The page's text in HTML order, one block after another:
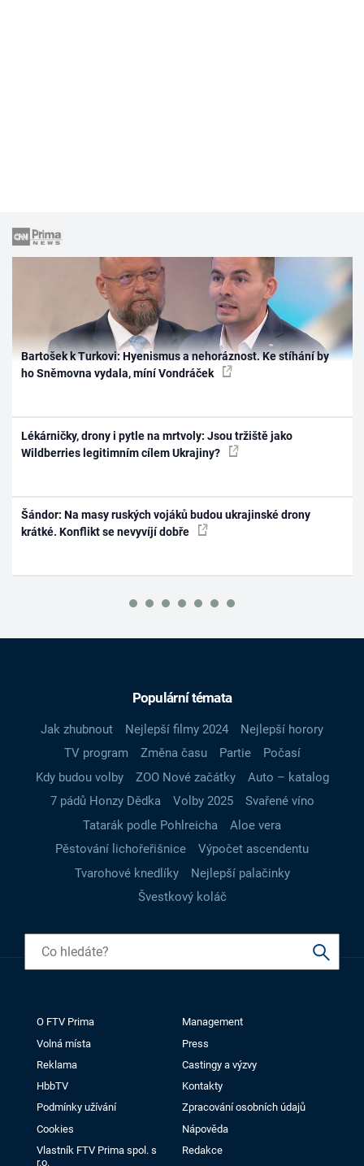
Bartošek k Turkovi: Hyenismus a nehoráznost. Ke stíhání by
ho Sněmovna vydala, míní Vondráček
Lékárničky, drony i pytle na mrtvoly: Jsou tržiště jako
Wildberries legitimním cílem Ukrajiny?
Šándor: Na masy ruských vojáků budou ukrajinské drony
krátké. Konflikt se nevyvíjí dobře
Populární témata
Jak zhubnout Nejlepší filmy 2024
Nejlepší horory
TV program
Změna času Partie
Počasí
Kdy budou volby
ZOO Nové začátky
Auto – katalog
7 pádů Honzy Dědka
Volby 2025
Svařené víno
Tatarák podle Pohlreicha
Aloe vera
Pěstování lichořeřišnice
Výpočet ascendentu
Tvarohové knedlíky
Nejlepší palačinky
Švestkový koláč
O FTV Prima
Management
Volná místa
Press
Reklama
Castingy a výzvy
HbbTV
Kontakty
Podmínky užívání
Zpracování osobních údajů
Cookies
Nápověda
Vlastník FTV Prima spol. s
r.o.
Redakce